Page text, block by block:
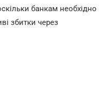
банкам необхідно
збитки через